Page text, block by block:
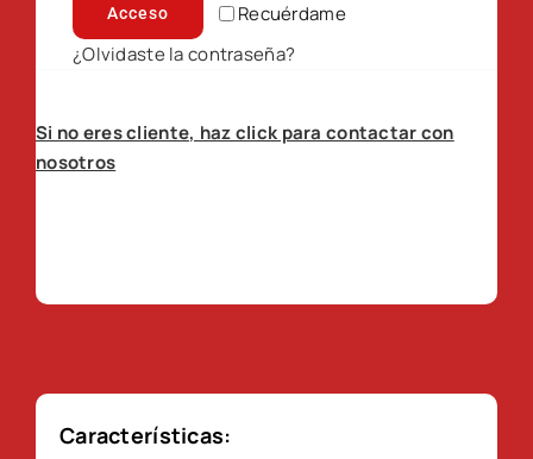
Recuérdame
Acceso
¿Olvidaste la contraseña?
Si no eres cliente, haz click para contactar con
nosotros
Características: